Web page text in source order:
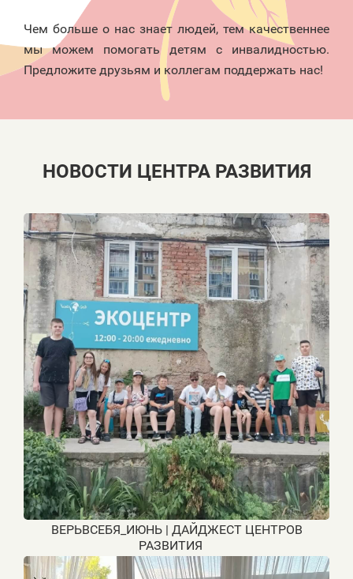
Чем больше о нас знает людей, тем качественнее
мы можем помогать детям с инвалидностью.
Предложите друзьям и коллегам поддержать нас!
НОВОСТИ ЦЕНТРА РАЗВИТИЯ
ВЕРЬВСЕБЯ_ИЮНЬ | ДАЙДЖЕСТ ЦЕНТРОВ
РАЗВИТИЯ ⠀